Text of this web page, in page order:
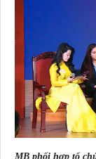
MB phối hợp tổ